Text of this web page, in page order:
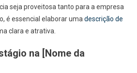
Estágio:
Guia
seja proveitosa tanto para a empresa
é essencial elaborar umadescrição de
clara e atrativa.
na [Nome da